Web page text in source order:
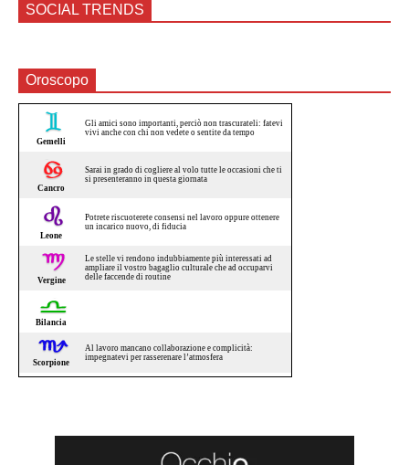
SOCIAL TRENDS
Oroscopo